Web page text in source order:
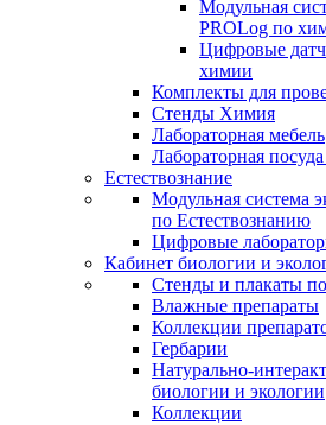
Модульная
PROLog по
Цифровые
химии
Комплекты для
Стенды Химия
Лабораторная мебель
Лабораторная
Естествознание
Модульная система
по Естествознанию
Цифровые
Кабинет биологии и
Стенды и плакаты
Влажные препараты
Коллекции
Гербарии
Натурально-
биологии и экологии
Коллекции